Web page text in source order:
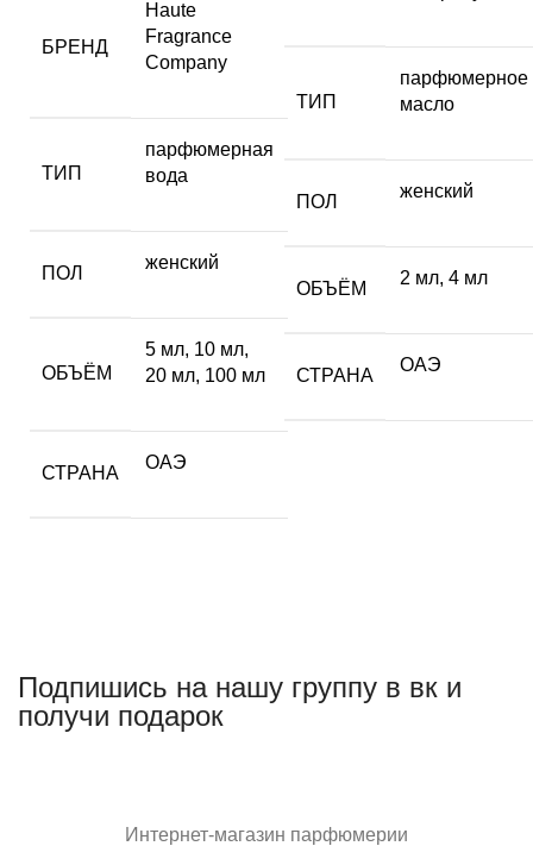
БРЕНД
Haute
Fragrance
Company
ТИП
парфюмерная
вода
ПОЛ
женский
ОБЪЁМ
5 мл, 10 мл,
20 мл, 100 мл
СТРАНА
ОАЭ
ТИП
парфюмерное
масло
ПОЛ
женский
ОБЪЁМ
2 мл, 4 мл
СТРАНА
ОАЭ
Подпишись на нашу группу в вк и
получи подарок
Интернет-магазин парфюмерии